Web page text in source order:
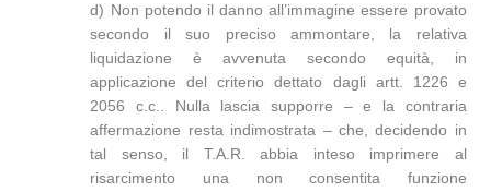
d) Non potendo il danno all’immagine essere provato
secondo il suo preciso ammontare, la relativa
liquidazione è avvenuta secondo equità, in
applicazione del criterio dettato dagli artt. 1226 e
2056 c.c.. Nulla lascia supporre – e la contraria
affermazione resta indimostrata – che, decidendo in
tal senso, il T.A.R. abbia inteso imprimere al
risarcimento una non consentita funzione